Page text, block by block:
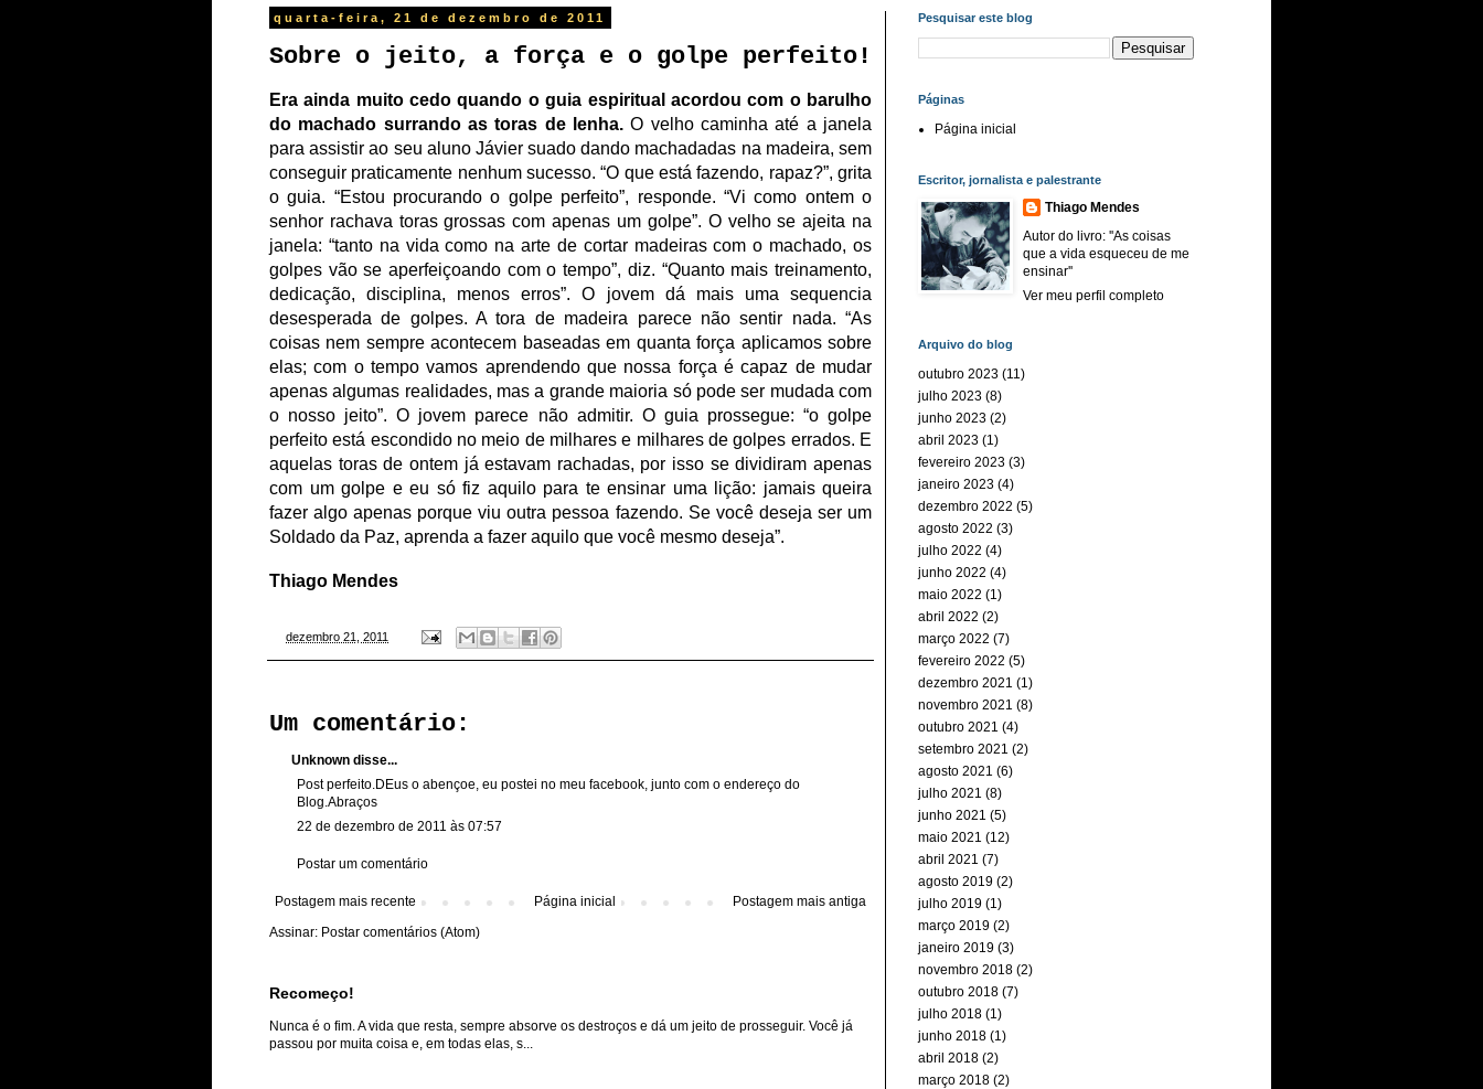
quarta-feira, 21 de dezembro de 2011
Sobre o jeito, a força e o golpe perfeito!
Era ainda muito cedo quando o guia espiritual acordou com o barulho
do machado surrando as toras de lenha.O velho caminhaaté a janela
para assistir ao seu aluno Jávier suado dando machadadas na madeira, sem
conseguir praticamente nenhum sucesso. “O que está fazendo, rapaz?”, grita
o guia. “Estou procurando o golpe perfeito”, responde. “Vi como ontem o
senhor rachava toras grossas com apenas um golpe”. O velho se ajeita na
janela: “tanto na vida como na arte de cortar madeiras com o machado, os
golpes vão se aperfeiçoando com o tempo”, diz. “Quanto mais treinamento,
dedicação, disciplina, menos erros”. O jovem dá mais uma sequencia
desesperada de golpes. A tora de madeira parece não sentir nada. “As
coisas nem sempre acontecem baseadas em quanta força aplicamos sobre
elas; com o tempo vamos aprendendo que nossa força é capaz de mudar
apenas algumas realidades, mas a grande maioria só pode ser mudada com
o nosso jeito”. O jovem parece não admitir. O guia prossegue: “o golpe
perfeito está escondido no meio de milhares e milhares de golpes errados. E
aquelas toras de ontem já estavam rachadas, por isso se dividiram apenas
com um golpe e eu só fiz aquilo para te ensinar uma lição: jamais queira
fazer algo apenas porque viu outra pessoa fazendo. Se você deseja ser um
Soldado da Paz, aprenda a fazer aquilo que você mesmo deseja”.
Thiago Mendes
dezembro 21, 2011
Um comentário:
Unknown disse...
Post perfeito.DEus o abençoe, eu postei no meu facebook, junto com o endereço do
Blog.Abraços
22 de dezembro de 2011 às 07:57
Postar um comentário
Postagem mais recente Postagem mais antiga
Página inicial
Assinar: Postar comentários (Atom)
Recomeço!
Nunca é o fim. A vida que resta, sempre absorve os destroços e dá um jeito de prosseguir. Você já
passou por muita coisa e, em todas elas, s...
Pesquisar este blog
Páginas
Página inicial
Escritor, jornalista e palestrante
Thiago Mendes
Autor do livro: ''As coisas
que a vida esqueceu de me
ensinar''
Ver meu perfil completo
Arquivo do blog
outubro 2023 (11)
julho 2023 (8)
junho 2023 (2)
abril 2023 (1)
fevereiro 2023 (3)
janeiro 2023 (4)
dezembro 2022 (5)
agosto 2022 (3)
julho 2022 (4)
junho 2022 (4)
maio 2022 (1)
abril 2022 (2)
março 2022 (7)
fevereiro 2022 (5)
dezembro 2021 (1)
novembro 2021 (8)
outubro 2021 (4)
setembro 2021 (2)
agosto 2021 (6)
julho 2021 (8)
junho 2021 (5)
maio 2021 (12)
abril 2021 (7)
agosto 2019 (2)
julho 2019 (1)
março 2019 (2)
janeiro 2019 (3)
novembro 2018 (2)
outubro 2018 (7)
julho 2018 (1)
junho 2018 (1)
abril 2018 (2)
março 2018 (2)